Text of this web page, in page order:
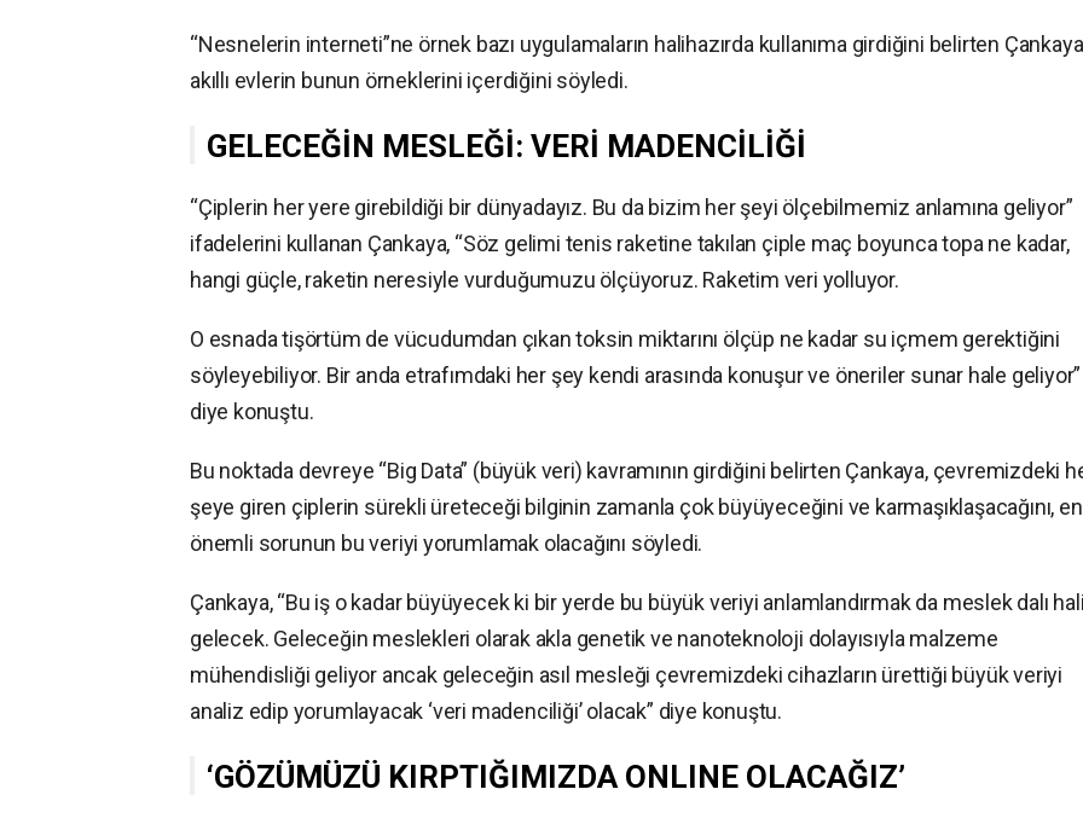
“Nesnelerin interneti”ne örnek bazı uygulamaların halihazırda kullanıma girdiğini belirten
akıllı evlerin bunun örneklerini içerdiğini söyledi.
GELECEĞİN MESLEĞİ: VERİ MADENCİLİĞİ
“Çiplerin her yere girebildiği bir dünyadayız. Bu da bizim her şeyi ölçebilmemiz anlamına geliyor”
ifadelerini kullanan Çankaya, “Söz gelimi tenis raketine takılan çiple maç boyunca topa ne kadar,
hangi güçle, raketin neresiyle vurduğumuzu ölçüyoruz. Raketim veri yolluyor.
O esnada tişörtüm de vücudumdan çıkan toksin miktarını ölçüp ne kadar su içmem gerektiğini
söyleyebiliyor. Bir anda etrafımdaki her şey kendi arasında konuşur ve öneriler sunar hale geliyor”
diye konuştu.
Bu noktada devreye “Big Data” (büyük veri) kavramının girdiğini belirten Çankaya, çevremizdeki
şeye giren çiplerin sürekli üreteceği bilginin zamanla çok büyüyeceğini ve karmaşıklaşacağını, en
önemli sorunun bu veriyi yorumlamak olacağını söyledi.
Çankaya, “Bu iş o kadar büyüyecek ki bir yerde bu büyük veriyi anlamlandırmak da meslek dalı
gelecek. Geleceğin meslekleri olarak akla genetik ve nanoteknoloji dolayısıyla malzeme
mühendisliği geliyor ancak geleceğin asıl mesleği çevremizdeki cihazların ürettiği büyük veriyi
analiz edip yorumlayacak ‘veri madenciliği’ olacak” diye konuştu.
‘GÖZÜMÜZÜ KIRPTIĞIMIZDA ONLINE OLACAĞIZ’